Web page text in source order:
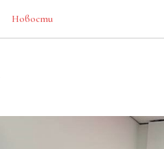
Новости